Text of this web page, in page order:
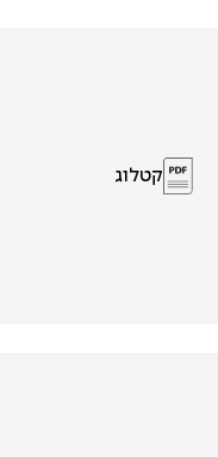
קטלוג